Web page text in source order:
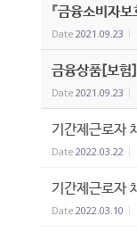
『금융소비자
Date 2021.09.23
금융상품[보험
Date 2021.09.23
기간제근로자
Date 2022.03.22
기간제근로자
Date 2022.03.10